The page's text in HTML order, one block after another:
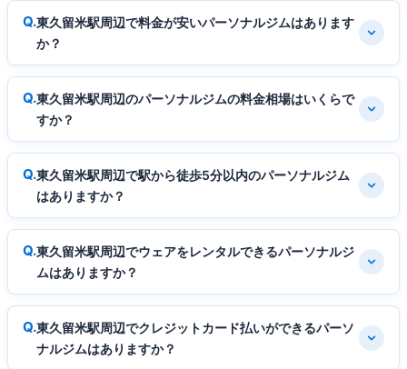
東久留米駅周辺で料金が安いパーソナルジムはあります
か？
東久留米駅周辺のパーソナルジムの料金相場はいくらで
すか？
東久留米駅周辺で駅から徒歩5分以内のパーソナルジム
はありますか？
東久留米駅周辺でウェアをレンタルできるパーソナルジ
ムはありますか？
東久留米駅周辺でクレジットカード払いができるパーソ
ナルジムはありますか？